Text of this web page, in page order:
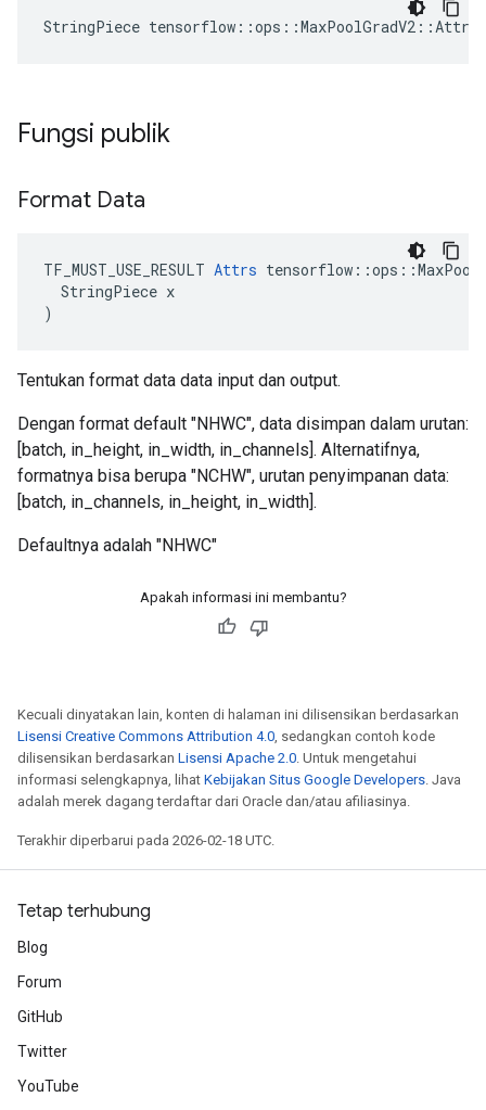
StringPiece
Fungsi publik
Format Data
TF_MUST_USE_RESULT Attrs
  StringPiece x
)
Tentukan format data data input dan output.
Dengan format default "NHWC", data disimpan dalam urutan:
[batch, in_height, in_width, in_channels]. Alternatifnya,
formatnya bisa berupa "NCHW", urutan penyimpanan data:
[batch, in_channels, in_height, in_width].
Defaultnya adalah "NHWC"
Apakah informasi ini membantu?
Kecuali dinyatakan lain, konten di halaman ini dilisensikan berdasarkan
Lisensi Creative Commons Attribution 4.0, sedangkan contoh kode
dilisensikan berdasarkan Lisensi Apache 2.0. Untuk mengetahui
informasi selengkapnya, lihat Kebijakan Situs Google Developers. Java
adalah merek dagang terdaftar dari Oracle dan/atau afiliasinya.
Terakhir diperbarui pada 2026-02-18 UTC.
Tetap terhubung
Blog
Forum
GitHub
Twitter
YouTube